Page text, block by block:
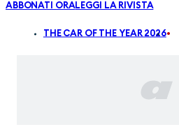
ABBONATI ORALEGGI LA RIVISTA
THE CAR OF THE YEAR 2026